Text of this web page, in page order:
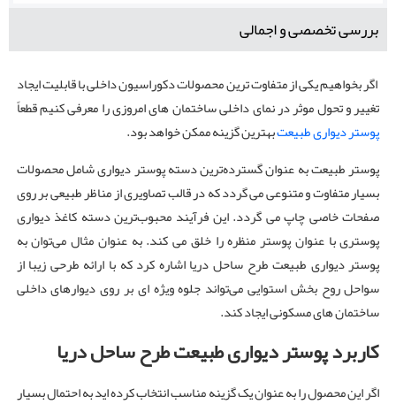
بررسی تخصصی و اجمالی
اگر بخواهیم یکی از متفاوت ترین محصولات دکوراسیون داخلی با قابلیت ایجاد
تغییر و تحول موثر در نمای داخلی ساختمان های امروزی را معرفی کنیم قطعاً
پوستر دیواری طبیعتبهترین گزینه ممکن خواهد بود.
پوستر طبیعت به عنوان گسترده‌ترین دسته پوستر دیواری شامل محصولات
بسیار متفاوت و متنوعی می گردد که در قالب تصاویری از مناظر طبیعی بر روی
صفحات خاصی چاپ می گردد. این فرآیند محبوب‌ترین دسته کاغذ دیواری
پوستری با عنوان پوستر منظره را خلق می کند. به عنوان مثال می‌توان به
پوستر دیواری طبیعت طرح ساحل دریا اشاره کرد که با ارائه طرحی زیبا از
سواحل روح بخش استوایی می‌تواند جلوه ویژه ای بر روی دیوارهای داخلی
ساختمان های مسکونی ایجاد کند.
کاربرد پوستر دیواری طبیعت طرح ساحل دریا
اگر این محصول را به عنوان یک گزینه مناسب انتخاب کرده اید به احتمال بسیار